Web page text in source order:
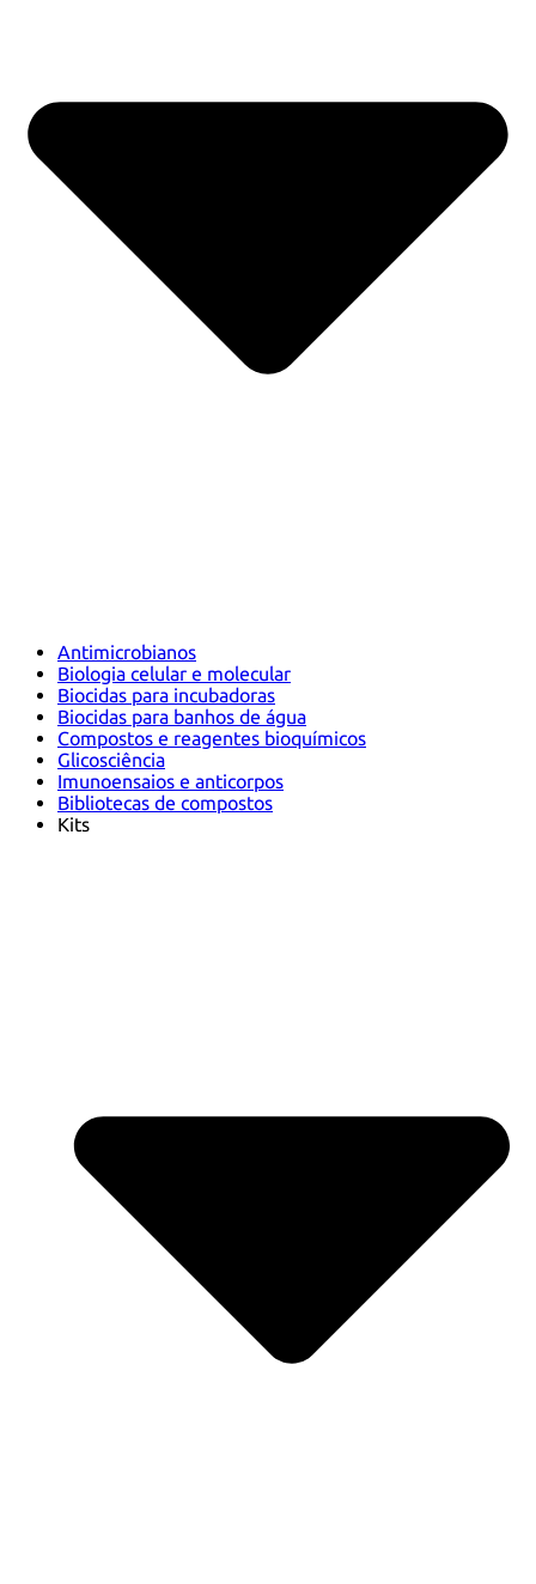
Antimicrobianos
Biologia celular e molecular
Biocidas para incubadoras
Biocidas para banhos de água
Compostos e reagentes bioquímicos
Glicosciência
Imunoensaios e anticorpos
Bibliotecas de compostos
Kits